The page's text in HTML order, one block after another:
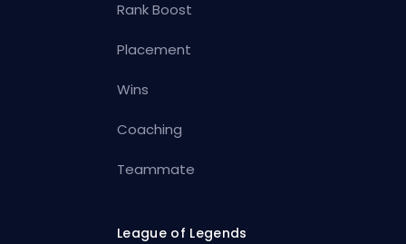
Rank Boost
Placement
Wins
Coaching
Teammate
League of Legends